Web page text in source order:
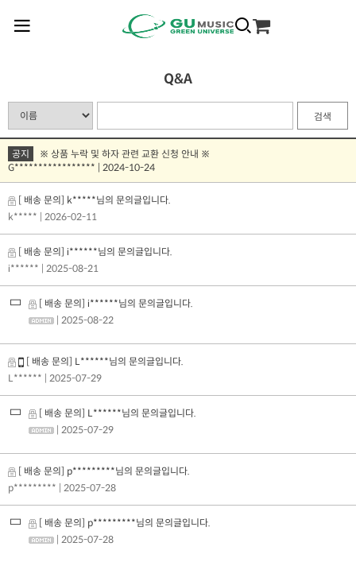
Q&A
검색
공지
※ 상품 누락 및 하자 관련 교환 신청 안내 ※
G***************** | 2024-10-24
[ 배송 문의] k*****님의 문의글입니다.
k*****
| 2026-02-11
[ 배송 문의] i******님의 문의글입니다.
i******
| 2025-08-21
[ 배송 문의] i******님의 문의글입니다.
| 2025-08-22
[ 배송 문의] L******님의 문의글입니다.
L******
| 2025-07-29
[ 배송 문의] L******님의 문의글입니다.
| 2025-07-29
[ 배송 문의] p*********님의 문의글입니다.
p*********
| 2025-07-28
[ 배송 문의] p*********님의 문의글입니다.
| 2025-07-28